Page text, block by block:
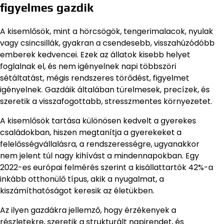
figyelmes gazdik
A kisemlősök, mint a hörcsögök, tengerimalacok, nyulak
vagy csincsillák, gyakran a csendesebb, visszahúzódóbb
emberek kedvencei. Ezek az állatok kisebb helyet
foglalnak el, és nem igényelnek napi többszöri
sétáltatást, mégis rendszeres törődést, figyelmet
igényelnek. Gazdáik általában türelmesek, precízek, és
szeretik a visszafogottabb, stresszmentes környezetet.
A kisemlősök tartása különösen kedvelt a gyerekes
családokban, hiszen megtanítja a gyerekeket a
felelősségvállalásra, a rendszerességre, ugyanakkor
nem jelent túl nagy kihívást a mindennapokban. Egy
2022-es európai felmérés szerint a kisállattartók 42%-a
inkább otthonülő típus, akik a nyugalmat, a
kiszámíthatóságot keresik az életükben.
Az ilyen gazdákra jellemző, hogy érzékenyek a